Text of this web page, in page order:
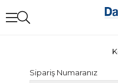
Sipariş Numaranız